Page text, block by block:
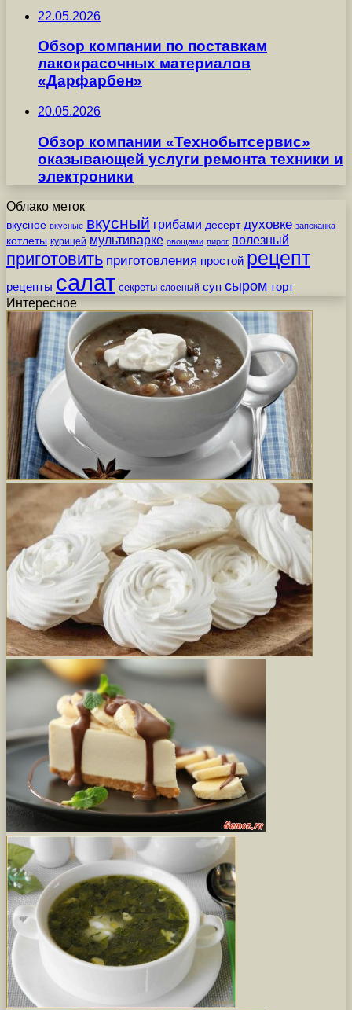
22.05.2026
Обзор компании по поставкам
лакокрасочных материалов
«Дарфарбен»
20.05.2026
Обзор компании «Технобытсервис»
оказывающей услуги ремонта техники и
электроники
Облако меток
вкусное вкусные вкусный грибами десерт духовке запеканка
котлеты курицей мультиварке овощами пирог полезный
приготовить приготовления простой рецепт
рецепты салат секреты слоеный суп сыром торт
Интересное